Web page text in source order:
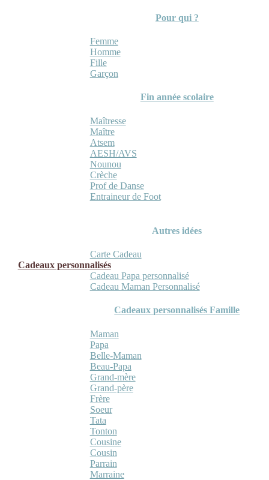
Pour qui ?
Femme
Homme
Fille
Garçon
Fin année scolaire
Maîtresse
Maître
Atsem
AESH/AVS
Nounou
Crèche
Prof de Danse
Entraineur de Foot
Autres idées
Carte Cadeau
Cadeaux personnalisés
Cadeau Papa personnalisé
Cadeau Maman Personnalisé
Cadeaux personnalisés Famille
Maman
Papa
Belle-Maman
Beau-Papa
Grand-mère
Grand-père
Frère
Soeur
Tata
Tonton
Cousine
Cousin
Parrain
Marraine